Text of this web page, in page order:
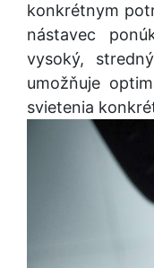
konkrétnym
nástavec
vysoký,
umožňuje
svietenia